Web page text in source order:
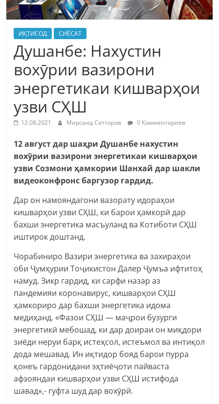
ИҚТИСОД СИЁСАТ
Душанбе: Нахустин
вохӯрии вазирони
энергетикаи кишварҳои
узви СҲШ
12.08.2021 Мирсаид Сатторов 0 Комментариев
12 август дар шаҳри Душанбе нахустин
вохӯрии вазирони энергетикаи кишварҳои
узви Созмони ҳамкории Шанхай дар шакли
видеоконфронс баргузор гардид.
Дар он намояндагони вазорату идораҳои
кишварҳои узви СҲШ, ки барои ҳамкорӣ дар
бахши энергетика масъуланд ва Котиботи СҲШ
иштирок доштанд.
Чорабиниро Вазири энергетика ва захираҳои
оби Ҷумҳурии Тоҷикистон Далер Ҷумъа ифтитоҳ
намуд. Зикр гардид, ки сарфи назар аз
пандемияи коронавирус, кишварҳои СҲШ
ҳамкориро дар бахши энергетика идома
медиҳанд. «Фазои СҲШ — маҷрои бузурги
энергетикӣ мебошад, ки дар доираи он миқдори
зиёди неруи барқ истеҳсол, истеъмол ва интиқол
дода мешавад. Ин иқтидор бояд барои пурра
қонеъ гардонидани эҳтиёҷоти пайваста
афзояндаи кишварҳои узви СҲШ истифода
шавад»,- гуфта шуд дар вохӯрӣ.